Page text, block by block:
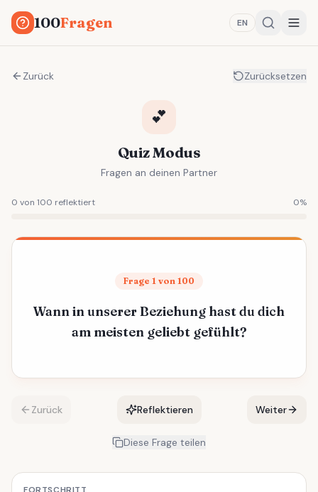
100Fragen EN
Zurück Zurücksetzen
💕
Quiz Modus
Fragen an deinen Partner
0 von 100 reflektiert 0%
Frage 1 von 100
Wann in unserer Beziehung hast du dich
am meisten geliebt gefühlt?
Zurück Reflektieren Weiter
Diese Frage teilen